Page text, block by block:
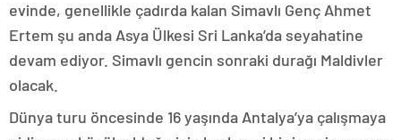
evinde, genellikle çadırda kalan Simavlı Genç Ahmet
Ertem şu anda Asya Ülkesi Sri Lanka’da seyahatine
devam ediyor. Simavlı gencin sonraki durağı Maldivler
olacak.
Dünya turu öncesinde 16 yaşında Antalya’ya çalışmaya